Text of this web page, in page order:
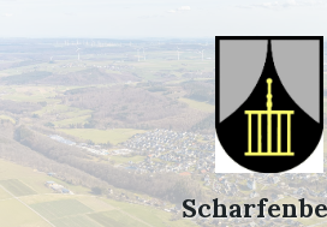
content
main
navigation
footer